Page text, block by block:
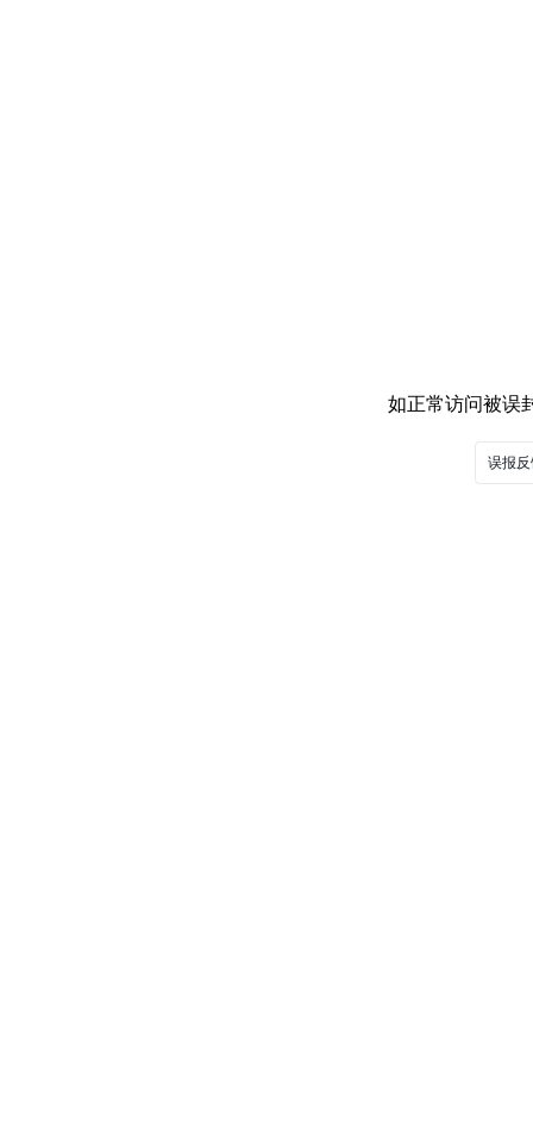
如正常访问被误
误报